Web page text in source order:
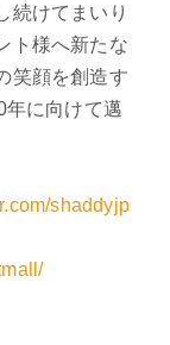
続けてまいり
ト様へ新たな
笑顔を創造す
年に向けて邁
shaddyjp